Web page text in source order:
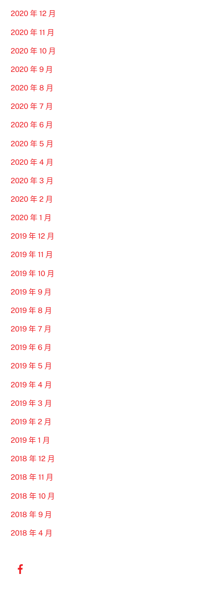
2020 年 12 月
2020 年 11 月
2020 年 10 月
2020 年 9 月
2020 年 8 月
2020 年 7 月
2020 年 6 月
2020 年 5 月
2020 年 4 月
2020 年 3 月
2020 年 2 月
2020 年 1 月
2019 年 12 月
2019 年 11 月
2019 年 10 月
2019 年 9 月
2019 年 8 月
2019 年 7 月
2019 年 6 月
2019 年 5 月
2019 年 4 月
2019 年 3 月
2019 年 2 月
2019 年 1 月
2018 年 12 月
2018 年 11 月
2018 年 10 月
2018 年 9 月
2018 年 4 月